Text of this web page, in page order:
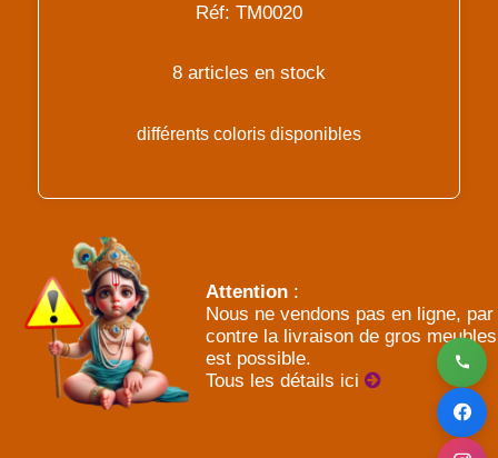
Réf: TM0020
8 articles en stock
différents coloris disponibles
Attention :
Nous ne vendons pas en ligne, par
contre la livraison de gros meubles
est possible.
Tous les détails ici